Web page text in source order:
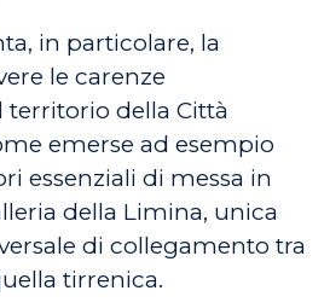
in particolare, la
le carenze
della Città
emerse ad esempio
essenziali di messa in
della Limina, unica
di collegamento tra
tirrenica.